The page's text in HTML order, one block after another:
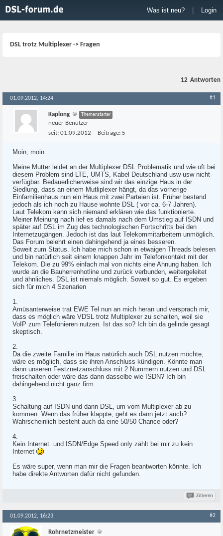
Was ist neu? Login
DSL trotz Multiplexer -> Fragen
12 Antworten
01.09.2012, 14:24 #1
Kaplong Themenstarter
neuer Benutzer
seit: 01.09.2012 Beiträge: 5
Moin, moin..
Meine Mutter leidet an der Multiplexer DSL Problematik und wie oft bei
diesem Problem sind LTE, UMTS, Kabel Deutschland usw usw nicht
verfügbar. Bedauerlicherweise sind wir das einzige Haus in der
Siedlung, dass an einem Mutliplexer hängt, da das vorherige
Einfamilienhaus nun ein Haus mit zwei Parteien ist. Früher bestand
jedoch als ich noch zu Hause wohnte DSL ( vor ca. 6-7 Jahren).
Laut Telekom kann sich niemand erklären wie das funktionierte.
Meiner Meinung nach lief es damals nach dem Umstieg auf ISDN und
später auf DSL im Zug des technologischen Fortschritts bei den
Internetzugängen. Jedoch ist das laut Telekommitarbeitern unmöglich.
Das Forum belehrt einen dahingehend ja eines besseren.
Soweit zum Status. Ich habe mich schon in etwaigen Threads belesen
und bin natürlich seit einem knappen Jahr im Telefonkontakt mit der
Telekom. Die zu 99% einfach mal von nichts eine Ahnung haben. Ich
wurde an die Bauherrenhotline und zurück verbunden, weitergeleitet
und ähnliches. DSL ist niemals möglich. Soweit so gut. Es ergeben
sich für mich 4 Szenarien
1.
Amüsanterweise trat EWE Tel nun an mich heran und versprach mir,
dass es möglich wäre VDSL trotz Multiplexer zu schalten, weil sie
VoIP zum Telefonieren nutzen. Ist das so? Ich bin da gelinde gesagt
skeptisch.
2.
Da die zweite Familie im Haus natürlich auch DSL nutzen möchte,
wäre es möglich, dass sie ihren Anschluss kündigen. Könnte man
dann unseren Festznetzanschluss mit 2 Nummern nutzen und DSL
freischalten oder wäre das dann dasselbe wie ISDN? Ich bin
dahingehend nicht ganz firm.
3.
Schaltung auf ISDN und dann DSL, um vom Multiplexer ab zu
kommen. Wenn das früher klappte, geht es dann jetzt auch?
Wahrscheinlich besteht auch da eine 50/50 Chance oder?
4.
Kein Internet..und ISDN/Edge Speed only zählt bei mir zu kein
Internet
Es wäre super, wenn man mir die Fragen beantworten könnte. Ich
habe direkte Antworten dafür nicht gefunden.
Zitieren
01.09.2012, 16:23 #2
Rohrnetzmeister